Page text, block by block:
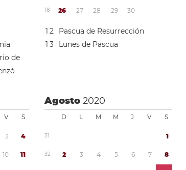
de
18 26 27 28 29 30
1 2
Pascua de Resurrección
1 3 Lunes de Pascua
V S
3 4
10 11
Agosto2020
D L M M J V S
31 1
32 2 3 4 5 6 7 8